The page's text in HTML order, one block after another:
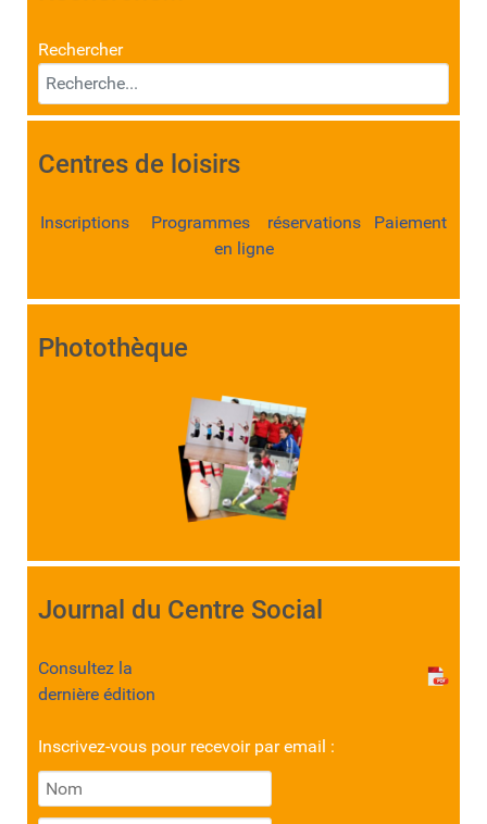
Rechercher
Centres de loisirs
Inscriptions Programmes réservations Paiement
en ligne
Photothèque
Journal du Centre Social
Consultez la
dernière édition
Inscrivez-vous pour recevoir par email :